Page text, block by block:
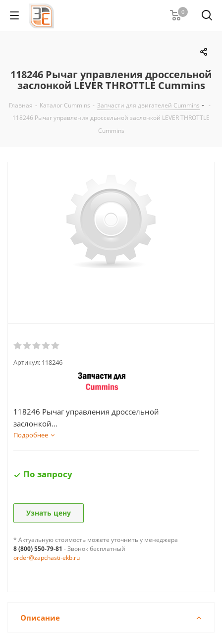
0
118246 Рычаг управления дроссельной
заслонкой LEVER THROTTLE Cummins
Главная - Каталог Cummins - Запчасти для двигателей Cummins
-
118246 Рычаг управления дроссельной заслонкой LEVER THROTTLE
Cummins
Артикул: 118246
118246 Рычаг управления дроссельной
заслонкой...
Подробнее
По запросу
Узнать цену
* Актуальную стоимость можете уточнить у менеджера
8 (800) 550-79-81 - Звонок бесплатный
order@zapchasti-ekb.ru
Описание